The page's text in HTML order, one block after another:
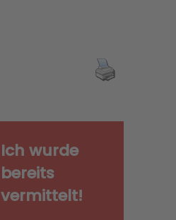
Ich wurde
bereits
vermittelt!